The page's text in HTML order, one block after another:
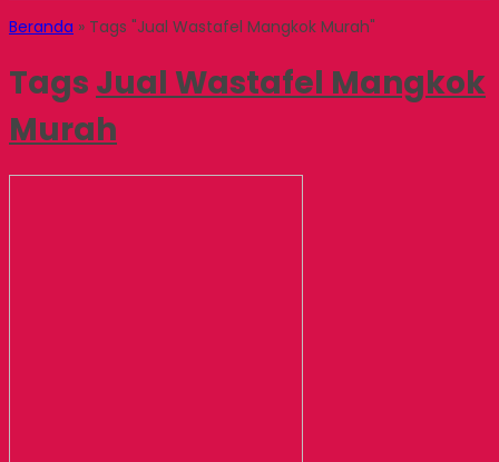
Beranda » Tags "Jual Wastafel Mangkok Murah"
Tags Jual Wastafel Mangkok
Murah